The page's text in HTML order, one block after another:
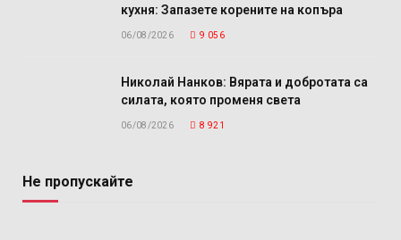
кухня: Запазете корените на копъра
06/08/2026 9 056
Николай Нанков: Вярата и добротата са
силата, която променя света
06/08/2026 8 921
Не пропускайте